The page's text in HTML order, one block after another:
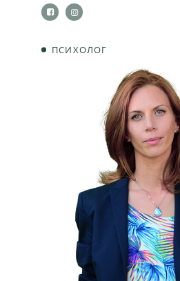
ПСИХОЛОГ